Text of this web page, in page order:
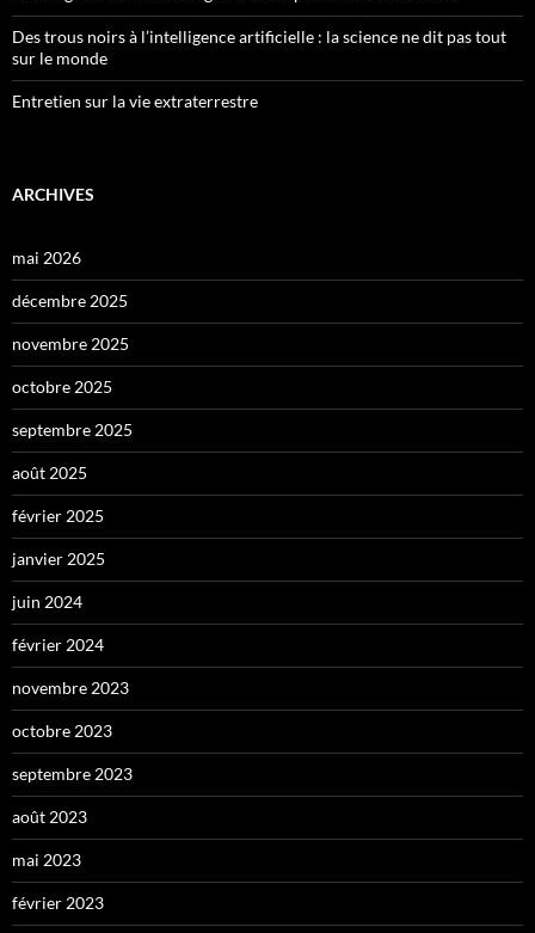
Des trous noirs à l’intelligence artificielle : la science ne dit pas tout
sur le monde
Entretien sur la vie extraterrestre
ARCHIVES
mai 2026
décembre 2025
novembre 2025
octobre 2025
septembre 2025
août 2025
février 2025
janvier 2025
juin 2024
février 2024
novembre 2023
octobre 2023
septembre 2023
août 2023
mai 2023
février 2023